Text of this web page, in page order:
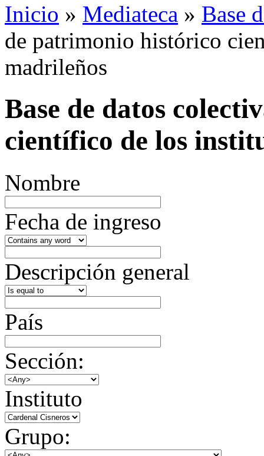
Inicio » Mediateca » Base
de patrimonio histórico
madrileños
Base de datos
científico de los
Nombre
Fecha de ingreso
Descripción general
País
Sección:
Instituto
Grupo: